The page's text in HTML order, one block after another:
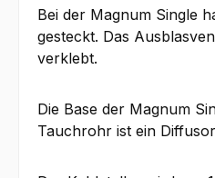
Bei der Magnum Single
gesteckt. Das
verklebt.
Die Base der Magnum
Tauchrohr ist ein